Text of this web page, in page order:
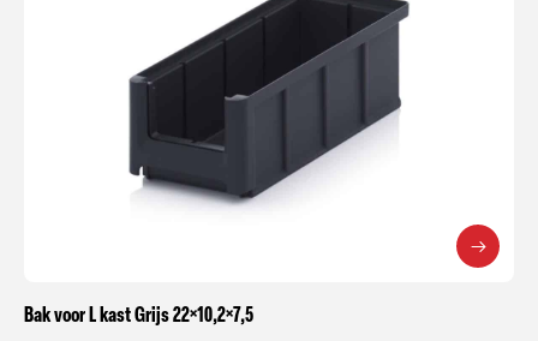
Bak voor L kast Grijs 22×10,2×7,5